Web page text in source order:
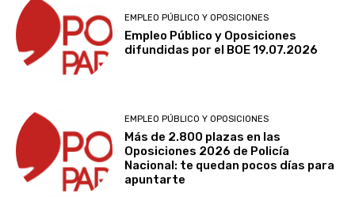
EMPLEO PÚBLICO Y OPOSICIONES
Empleo Público y Oposiciones
difundidas por el BOE 19.07.2026
EMPLEO PÚBLICO Y OPOSICIONES
Más de 2.800 plazas en las
Oposiciones 2026 de Policía
Nacional: te quedan pocos días para
apuntarte